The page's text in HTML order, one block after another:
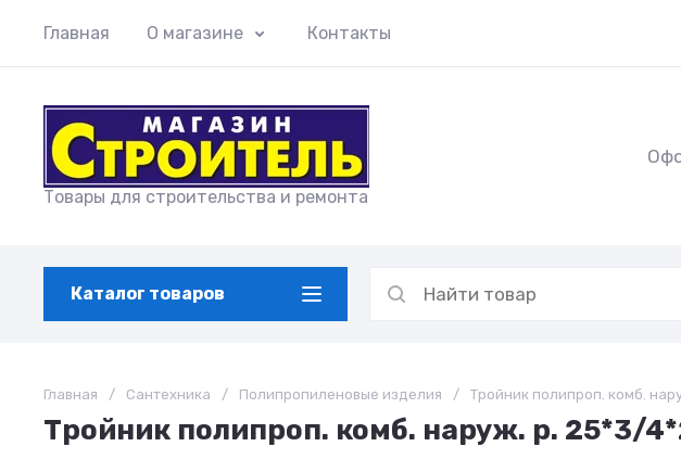
Главная О магазине Контакты
Товары для строительства и ремонта
Каталог товаров
Главная / Сантехника / Полипропиленовые изделия / Тройник полипроп. комб.
Тройник полипроп. комб. наруж. р. 25*3/